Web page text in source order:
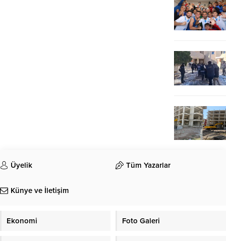
Üyelik Tüm Yazarlar
Künye ve İletişim
Ekonomi Foto Galeri